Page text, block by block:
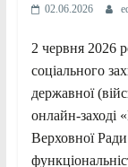
02.06.2026
2 червня 2026
соціального
державної
онлайн-заході
Верховної